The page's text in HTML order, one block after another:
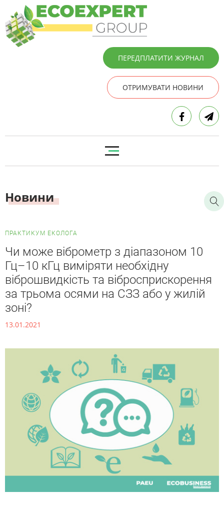
ПЕРЕДПЛАТИТИ ЖУРНАЛ
ОТРИМУВАТИ НОВИНИ
Новини
ПРАКТИКУМ ЕКОЛОГА
Чи може віброметр з діапазоном 10
Гц–10 кГц виміряти необхідну
віброшвидкість та вібросприскорення
за трьома осями на СЗЗ або у жилій
зоні?
13.01.2021